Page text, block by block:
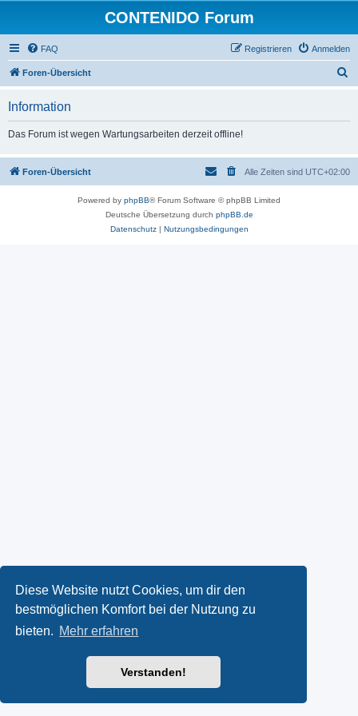
Diese Website nutzt Cookies, um dir den
bestmöglichen Komfort bei der Nutzung zu
bieten. Mehr erfahren
Verstanden!
CONTENIDO Forum
FAQ Anmelden
Registrieren
Foren-Übersicht
Information
Das Forum ist wegen Wartungsarbeiten derzeit offline!
Foren-Übersicht Alle Zeiten sind UTC+02:00
Powered by phpBB® Forum Software © phpBB Limited
Deutsche Übersetzung durch phpBB.de
Datenschutz| Nutzungsbedingungen